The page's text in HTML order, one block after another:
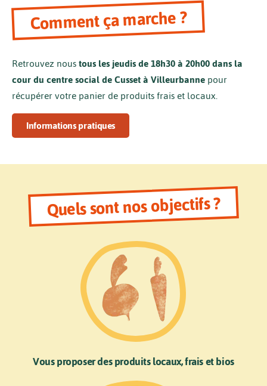
Comment ça marche ?
Retrouvez noustous les jeudis de 18h30 à 20h00 dans la
cour du centre social de Cusset à Villeurbannepour
récupérer votre panier de produits frais et locaux.
Informations pratiques
Quels sont nos objectifs ?
Vous proposer des produits locaux, frais et bios